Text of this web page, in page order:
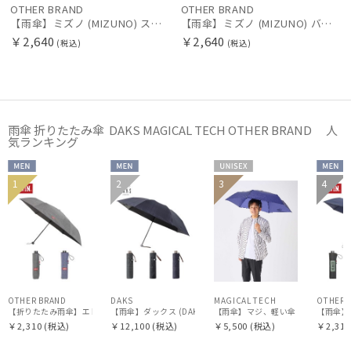
urawaza
ウラワザ
マフラー・ストール・スカーフ
帽子
その他
カラー
価格・割引率
OTHER BRAND
【雨傘】ミズノ (MIZUNO) ストライプ柄 折りたたみ傘 【公式ムーンバット】 メンズ 耐風
￥2,640 (税込)
OTHER BRAND
【雨傘】ミズノ (MIZUNO) バイカラー 折りたたみ傘 【公式ムーンバット】 メンズ 耐風
￥2,640 (税込)
雨傘 折りたたみ傘 DAKS MAGICAL TECH OTHER BRAND 人
気ランキング
MEN
1
OTHER BRAND
【折りたたみ雨傘】エドウィン (EDWIN) シャンブレー
￥2,310 (税込)
MEN
2
DAKS
【雨傘】ダックス (DAKS) デルタプリント遮光
￥12,100 (税込)
UNISE
X
3
MAGICAL TECH
￥5,500 (税込)
MEN
4
OTHER
【雨傘
￥2,310